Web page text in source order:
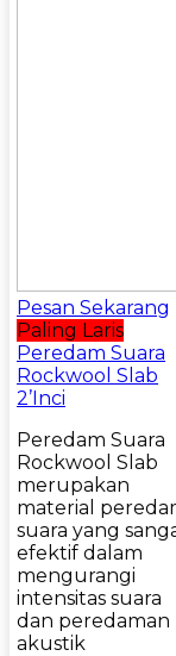
Pesan Sekarang
Paling Laris
Peredam Suara
Rockwool Slab
2’Inci
Peredam Suara
Rockwool Slab
merupakan
material
suara yang
efektif dalam
mengurangi
intensitas suara
dan peredaman
akustik